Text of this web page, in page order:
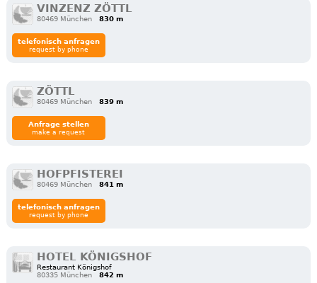
VINZENZ ZÖTTL
80469 München 830 m
telefonisch anfragen
request by phone
ZÖTTL
80469 München 839 m
Anfrage stellen
make a request
HOFPFISTEREI
80469 München 841 m
telefonisch anfragen
request by phone
HOTEL KÖNIGSHOF
Restaurant Königshof
80335 München
842 m